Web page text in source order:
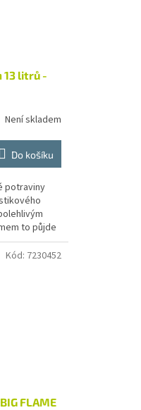
13 litrů -
Není skladem
Do košíku
potraviny
to půjde
FLAME
Kód: 7230452